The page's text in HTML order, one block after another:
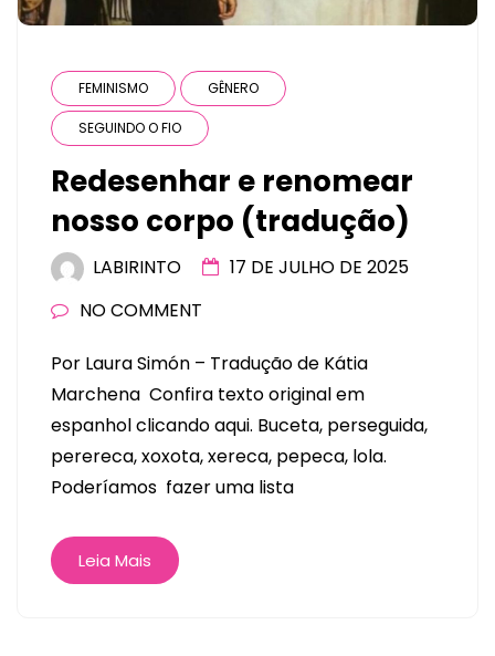
FEMINISMO GÊNERO
SEGUINDO O FIO
Redesenhar e renomear
nosso corpo (tradução)
LABIRINTO
17 DE JULHO DE 2025
NO COMMENT
Por Laura Simón – Tradução de Kátia
Marchena Confira texto original em
espanhol clicando aqui. Buceta, perseguida,
perereca, xoxota, xereca, pepeca, lola.
Poderíamos fazer uma lista
Leia Mais